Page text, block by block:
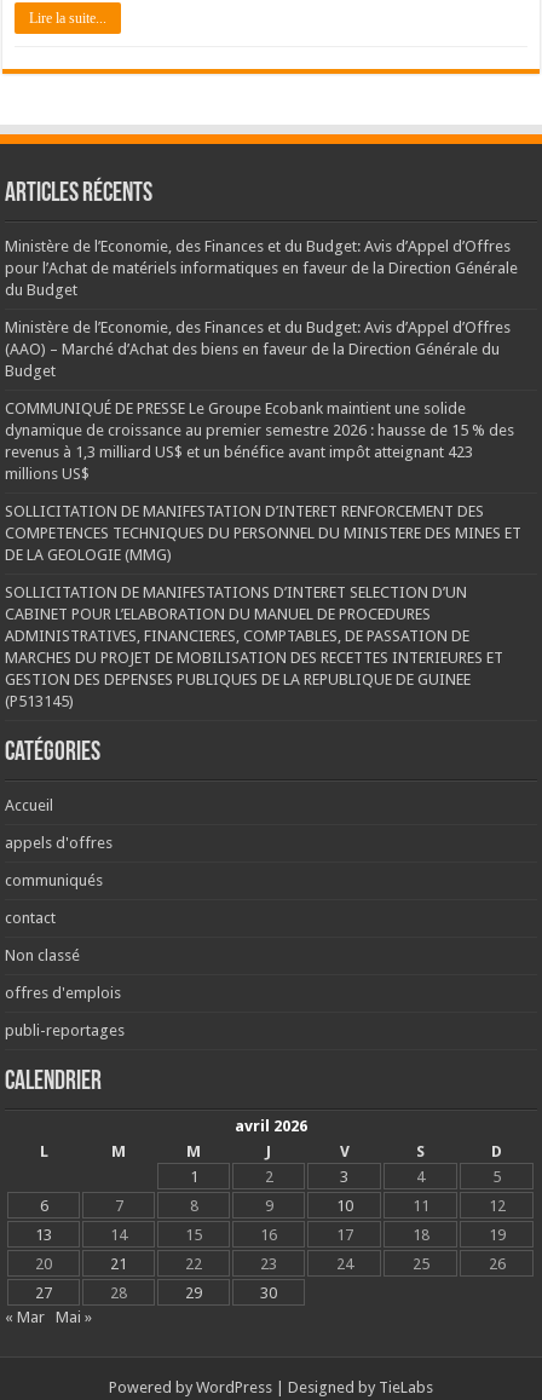
Lire la suite...
Articles récents
Ministère de l’Economie, des Finances et du Budget: Avis d’Appel d’Offres
pour l’Achat de matériels informatiques en faveur de la Direction Générale
du Budget
Ministère de l’Economie, des Finances et du Budget: Avis d’Appel d’Offres
(AAO) – Marché d’Achat des biens en faveur de la Direction Générale du
Budget
COMMUNIQUÉ DE PRESSE Le Groupe Ecobank maintient une solide
dynamique de croissance au premier semestre 2026 : hausse de 15 % des
revenus à 1,3 milliard US$ et un bénéfice avant impôt atteignant 423
millions US$
SOLLICITATION DE MANIFESTATION D’INTERET RENFORCEMENT DES
COMPETENCES TECHNIQUES DU PERSONNEL DU MINISTERE DES MINES ET
DE LA GEOLOGIE (MMG)
SOLLICITATION DE MANIFESTATIONS D’INTERET SELECTION D’UN
CABINET POUR L’ELABORATION DU MANUEL DE PROCEDURES
ADMINISTRATIVES, FINANCIERES, COMPTABLES, DE PASSATION DE
MARCHES DU PROJET DE MOBILISATION DES RECETTES INTERIEURES ET
GESTION DES DEPENSES PUBLIQUES DE LA REPUBLIQUE DE GUINEE
(P513145)
Catégories
Accueil
appels d'offres
communiqués
contact
Non classé
offres d'emplois
publi-reportages
Calendrier
avril 2026
L
M M J V S
D
1
2 3 4
5
6
7 8 9 10 11
12
13
14 15 16 17 18
19
20
21 22 23 24 25
26
27
28 29
30
« Mar
Mai »
Powered by WordPress | Designed by TieLabs